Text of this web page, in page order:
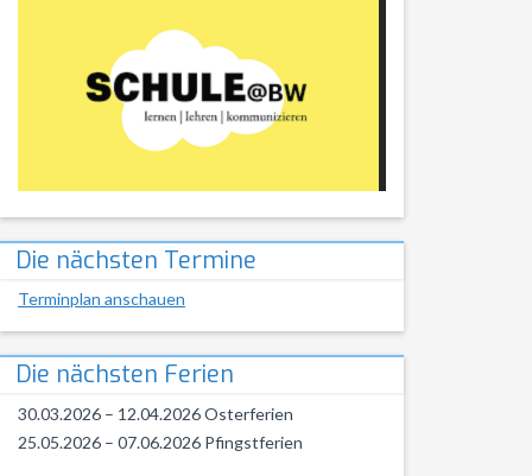
Die nächsten Termine
Terminplan anschauen
Die nächsten Ferien
30.03.2026 – 12.04.2026 Osterferien
25.05.2026 – 07.06.2026 Pfingstferien